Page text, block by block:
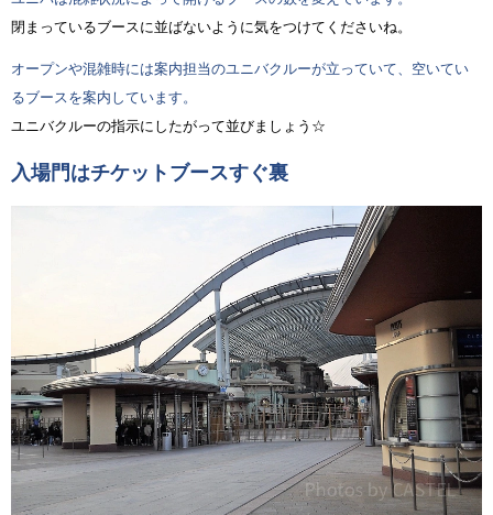
閉まっているブースに並ばないように気をつけてくださいね。
オープンや混雑時には案内担当のユニバクルーが立っていて、空いてい
るブースを案内しています。
ユニバクルーの指示にしたがって並びましょう☆
入場門はチケットブースすぐ裏